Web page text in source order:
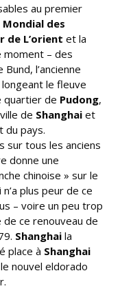
au premier
des
de L’orient et la
moment – des
Bund, l’ancienne
le fleuve
quartier de Pudong,
de Shanghaiet
du pays.
sur tous les anciens
donne une
chinoise » sur le
n’a plus peur de ce
– voire un peu trop
ce renouveau de
Shanghai la
place à Shanghai
nouvel eldorado